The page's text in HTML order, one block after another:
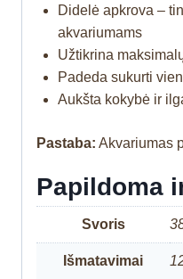
Didelė apkrova –
akvariumams
Užtikrina
Padeda sukurti
Aukšta kokybė ir
Pastaba: Akvariumas
Papildoma
Svoris
Išmatavimai